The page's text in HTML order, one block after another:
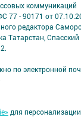
коммуникаций
77 - 90171 от
редактора
Татарстан,
по электронной
для